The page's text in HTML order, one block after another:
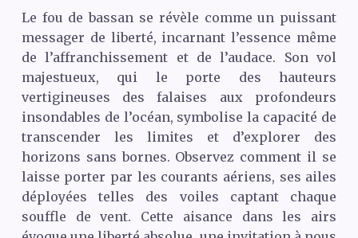
Le fou de bassan se révèle comme un puissant
messager de liberté, incarnant l’essence même
de l’affranchissement et de l’audace. Son vol
majestueux, qui le porte des hauteurs
vertigineuses des falaises aux profondeurs
insondables de l’océan, symbolise la capacité de
transcender les limites et d’explorer des
horizons sans bornes. Observez comment il se
laisse porter par les courants aériens, ses ailes
déployées telles des voiles captant chaque
souffle de vent. Cette aisance dans les airs